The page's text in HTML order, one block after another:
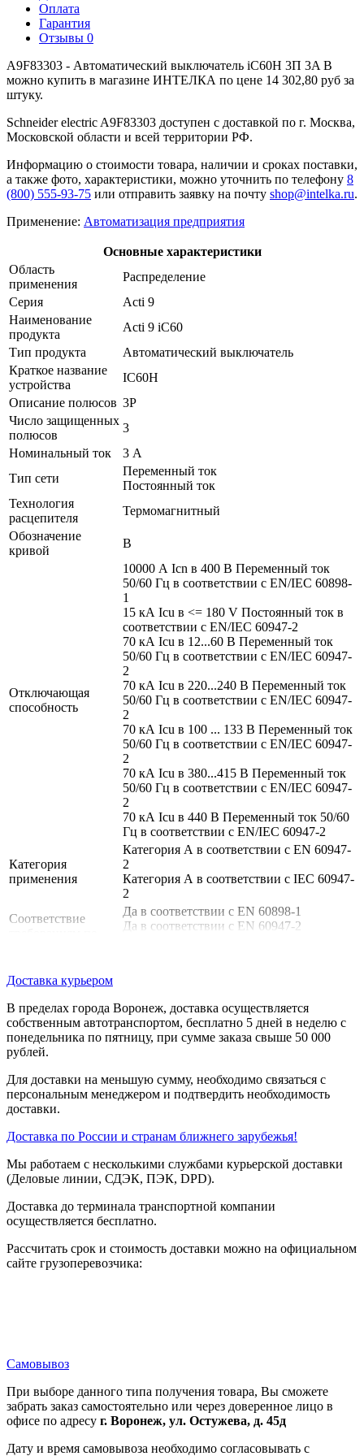
Оплата
Гарантия
Отзывы 0
A9F83303 - Автоматический выключатель iC60H 3П 3A B
можно купить в магазине ИНТЕЛКА по цене 14 302,80 руб за
штуку.
Schneider electric A9F83303 доступен с доставкой по г. Москва,
Московской области и всей территории РФ.
Информацию о стоимости товара, наличии и сроках поставки,
а также фото, характеристики, можно уточнить по телефону 8
(800) 555-93-75 или отправить заявку на почту shop@intelka.ru.
Применение: Автоматизация предприятия
Основные характеристики
Область
применения
Распределение
Серия
Acti 9
Наименование
продукта
Acti 9 iC60
Тип продукта
Автоматический выключатель
Краткое название
устройства
IC60H
Описание полюсов 3P
Число защищенных
полюсов
3
Номинальный ток
3 А
Тип сети
Переменный ток
Постоянный ток
Технология
расцепителя
Термомагнитный
Обозначение
кривой
B
Отключающая
способность
10000 А Icn в 400 В Переменный ток
50/60 Гц в соответствии с EN/IEC 60898-
1
15 кА Icu в <= 180 V Постоянный ток в
соответствии с EN/IEC 60947-2
70 кА Icu в 12...60 В Переменный ток
50/60 Гц в соответствии с EN/IEC 60947-
2
70 кА Icu в 220...240 В Переменный ток
50/60 Гц в соответствии с EN/IEC 60947-
2
70 кА Icu в 100 ... 133 В Переменный ток
50/60 Гц в соответствии с EN/IEC 60947-
2
70 кА Icu в 380...415 В Переменный ток
50/60 Гц в соответствии с EN/IEC 60947-
2
70 кА Icu в 440 В Переменный ток 50/60
Гц в соответствии с EN/IEC 60947-2
Категория
применения
Категория А в соответствии с EN 60947-
2
Категория А в соответствии с IEC 60947-
2
Соответствие
Да в соответствии с EN 60898-1
Да в соответствии с EN 60947-2
IEC 60947-2
Дополнительные характеристики
Частота сети
Предел
электромагнитного
отключения
4 x In +/- 20 %
отключающая
60947-2 - 220...240 В Переменный ток
70 кА 100 % в соответствии с IEC
60947-2 - 220...240 В Переменный ток
70 кА 100 % в соответствии с EN
60947-2 - 380...415 В Переменный ток
70 кА 100 % в соответствии с IEC
60898-1 - 400 В Переменный ток
50/60 Гц
7500 А 75 % в соответствии с IEC
60898-1 - 400 В Переменный ток
Доставка курьером
В пределах города Воронеж, доставка осуществляется
собственным автотранспортом, бесплатно 5 дней в неделю с
понедельника по пятницу, при сумме заказа свыше 50 000
рублей.
Для доставки на меньшую сумму, необходимо связаться с
персональным менеджером и подтвердить необходимость
доставки.
Доставка по России и странам ближнего зарубежья!
Мы работаем с несколькими службами курьерской доставки
(Деловые линии, СДЭК, ПЭК, DPD).
Доставка до терминала транспортной компании
осуществляется бесплатно.
Рассчитать срок и стоимость доставки можно на официальном
сайте грузоперевозчика:
Самовывоз
При выборе данного типа получения товара, Вы сможете
забрать заказ самостоятельно или через доверенное лицо в
офисе по адресу г. Воронеж, ул. Остужева, д. 45д
Дату и время самовывоза необходимо согласовывать с